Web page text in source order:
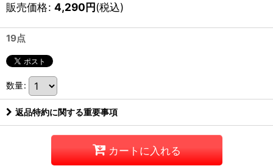
販売価格: 4,290円(税込)
19点
数量:
返品特約に関する重要事項
カートに入れる